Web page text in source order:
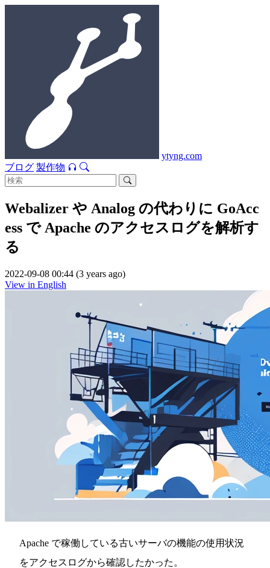
ytyng.com
ブログ 製作物
Webalizer や Analog の代わりに GoAcc
ess で Apache のアクセスログを解析す
る
2022-09-08 00:44 (3 years ago)
View in English
Apache で稼働している古いサーバの機能の使用状況
をアクセスログから確認したかった。